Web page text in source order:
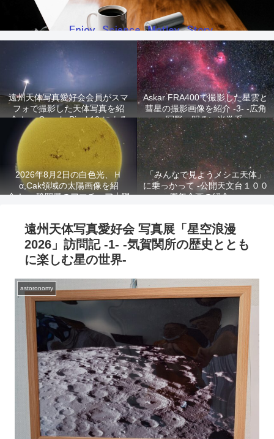
遠州天体写真愛好会会員がスマ
フォで撮影した天体写真を紹
介！ -Google Pixel 10 による
星景写真-
Askar FRA400で撮影した星雲と
彗星の撮影画像を紹介 -3- -広角
写野、明るい光学系-
2026年8月2日の白色光、Ｈ
α,Cak領域の太陽画像を紹
介！ -静岡県のアマチュア太陽
「みんなで見ようメシエ天体」
に乗っかって -公開天文台１００
周年企画の紹介-
遠州天体写真愛好会 写真展「星空浪漫
2026」訪問記 -1- -気賀関所の歴史ととも
に楽しむ星の世界-
astoronomy